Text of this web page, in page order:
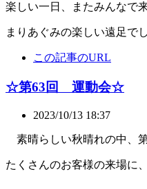
楽しい一日、またみんなで
まりあぐみの楽しい遠足でし
この記事のURL
☆第63回 運動会☆
2023/10/13 18:37
素晴らしい秋晴れの中、
たくさんのお客様の来場に